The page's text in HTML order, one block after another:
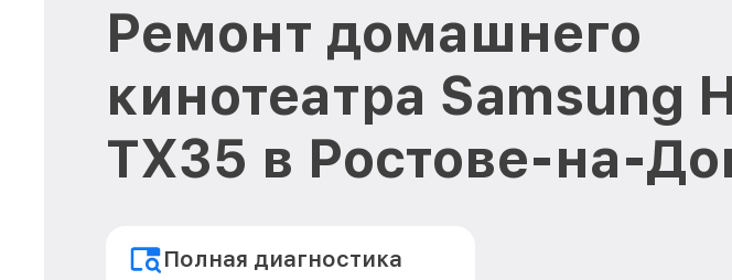
Ремонт домашнего
кинотеатра Samsung
TX35 в Ростове-на-
Полная диагностика